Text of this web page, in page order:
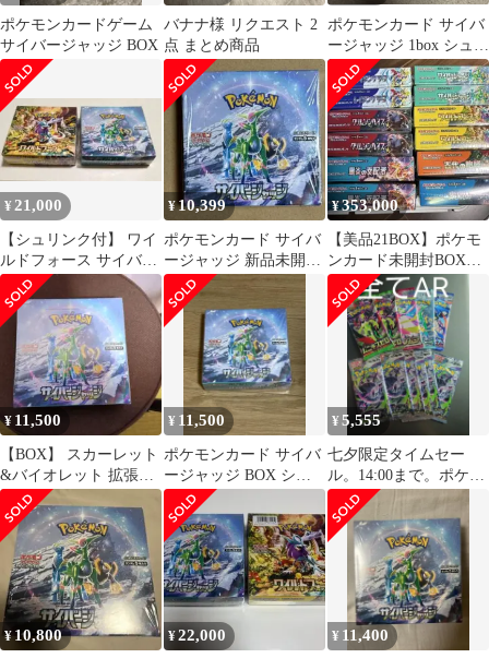
ポケモンカードゲーム
サイバージャッジ BOX
バナナ様 リクエスト 2
点 まとめ商品
ポケモンカード サイバ
ージャッジ 1box シュリ
ンク無し 未開封 絶版
¥ 21,000
【シュリンク付】 ワイ
ルドフォース サイバー
ジャッジ 各1BOXセッ
ト
¥10,399
ポケモンカード サイバ
ージャッジ 新品未開封
1BOX シュリンク付き
¥353,000
【美品21BOX】ポケモ
ンカード未開封BOXシ
ュリンク付き 【コレク
ション整理】
¥ 11,500
【BOX】 スカーレット
&バイオレット 拡張パ
ック サイバージャッジ
¥ 11,500
ポケモンカード サイバ
ージャッジ BOX シュ
リンク付き 新品未開封
¥5,555
七夕限定タイムセー
ル。14:00まで。ポケモ
ンカード パック まとめ
売り
¥10,800 ¥22,000 ¥ 11,400